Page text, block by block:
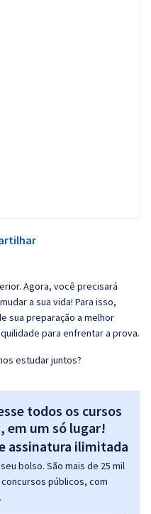
Agora, você precisará
a sua vida! Para isso,
sua preparação a melhor
para enfrentar a prova.
estudar juntos?
todos os cursos
em um só lugar!
bolso. São mais de 25 mil
públicos, com